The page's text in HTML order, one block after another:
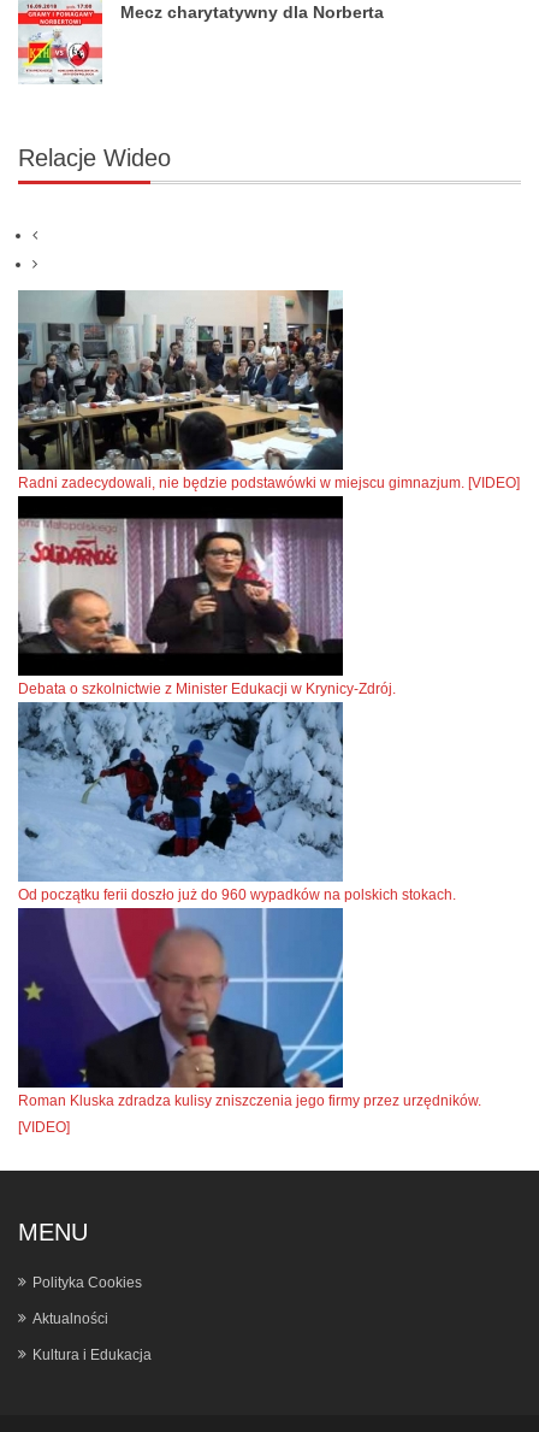
Mecz charytatywny dla Norberta
Relacje Wideo
Radni zadecydowali, nie będzie podstawówki w miejscu gimnazjum. [VIDEO]
Debata o szkolnictwie z Minister Edukacji w Krynicy-Zdrój.
Od początku ferii doszło już do 960 wypadków na polskich stokach.
Roman Kluska zdradza kulisy zniszczenia jego firmy przez urzędników.
[VIDEO]
MENU
Polityka Cookies
Aktualności
Kultura i Edukacja